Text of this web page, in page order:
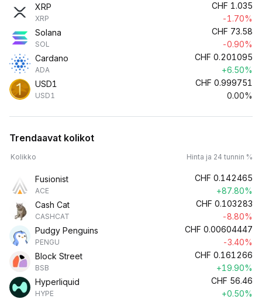
XRP
XRP
CHF 1.035
-1.70%
Solana
SOL
CHF 73.58
-0.90%
Cardano
ADA
CHF 0.201095
+6.50%
USD1
USD1
CHF 0.999751
0.00%
Trendaavat kolikot
Kolikko Hinta ja 24 tunnin %
Fusionist
ACE
CHF 0.142465
+87.80%
Cash Cat
CASHCAT
CHF 0.103283
-8.80%
Pudgy Penguins
PENGU
CHF 0.00604447
-3.40%
Block Street
BSB
CHF 0.161266
+19.90%
Hyperliquid
HYPE
CHF 56.46
+0.50%